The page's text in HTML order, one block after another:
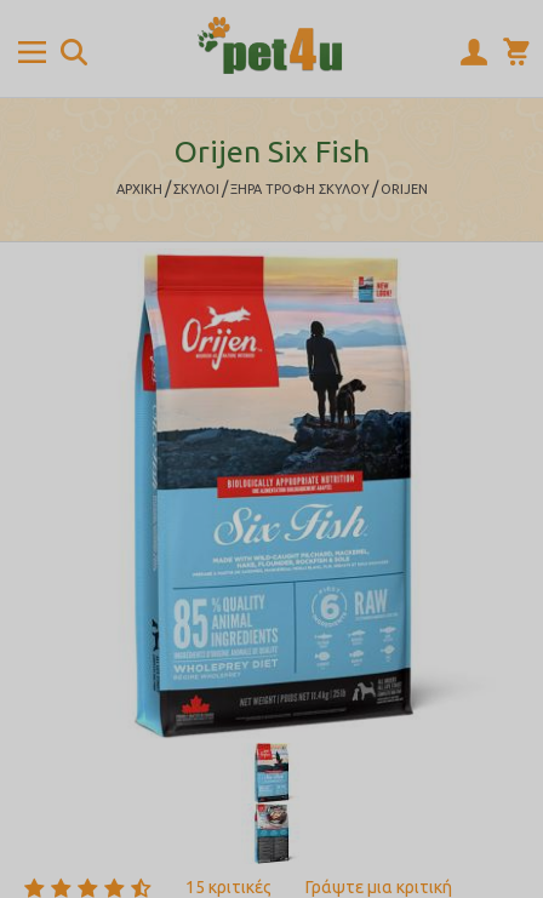
Orijen Six Fish
ΑΡΧΙΚΉ / ΣΚΥΛΟΙ / ΞΗΡΑ ΤΡΟΦΗ ΣΚΥΛΟΥ / ORIJEN
15 κριτικές Γράψτε μια κριτική